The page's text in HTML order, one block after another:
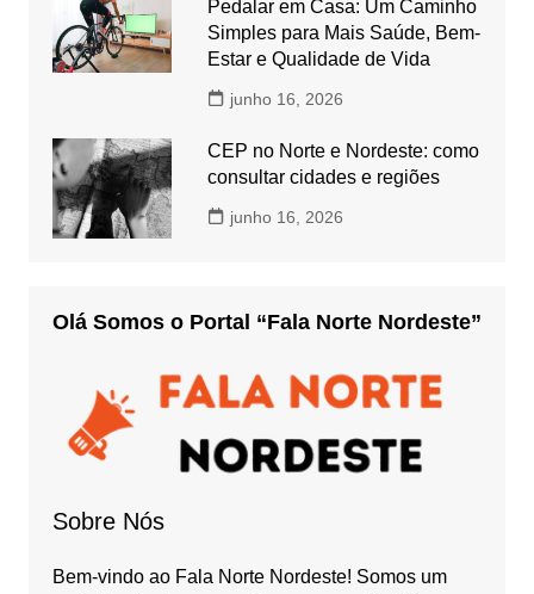
Pedalar em Casa: Um Caminho
Simples para Mais Saúde, Bem-
Estar e Qualidade de Vida
junho 16, 2026
CEP no Norte e Nordeste: como
consultar cidades e regiões
junho 16, 2026
Olá Somos o Portal “Fala Norte Nordeste”
Sobre Nós
Bem-vindo ao Fala Norte Nordeste! Somos um